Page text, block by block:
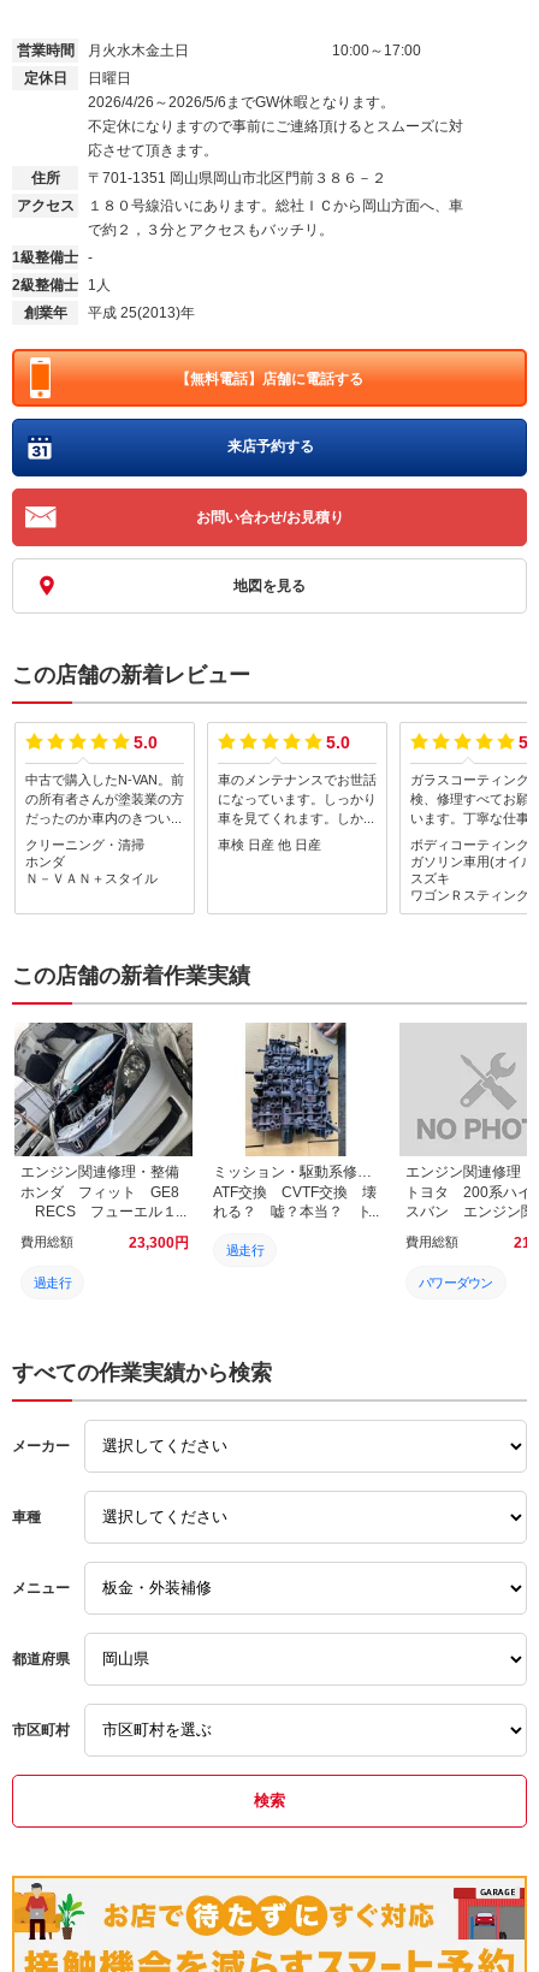
営業時間 月火水木金土日
10:00～17:00
定休日
日曜日
2026/4/26～2026/5/6までGW休暇となります。
不定休になりますので事前にご連絡頂けるとスムーズに対
応させて頂きます。
住所
〒701-1351 岡山県岡山市北区門前３８６－２
アクセス
１８０号線沿いにあります。総社ＩＣから岡山方面へ、車
で約２，３分とアクセスもバッチリ。
1級整備士 -
2級整備士
1人
創業年
平成 25(2013)年
【無料電話】店舗に電話する
来店予約する
お問い合わせ/お見積り
地図を見る
この店舗の新着レビュー
5.0
中古で購入したN-VAN。前
の所有者さんが塗装業の方
だったのか車内のきつい塗
料の臭いが気になっていま
した。自分でエアコンフィ
ルターを交換し、スプレー
しましたが臭いの完全除去
ポレーターとブロアモータ
ーの洗浄をお願いしまし
きにしていた人工的な悪臭
が完全に消え、快適になり
ました。特殊な機械を使用
しての洗浄ということでや
はりプロの方にお願いして
よかったと思いました。
クリーニング・清掃
ホンダ
Ｎ－ＶＡＮ＋スタイル
5.0
車のメンテナンスでお世話
になっています。しっかり
車を見てくれます。しかも
リーズナブルです。おかげ
さまで車も絶好調です！
車検 日産 他 日産
ガラスコーティング
検、修理すべてお願
います。丁寧な仕事
できます。社長、ス
の皆さんも笑顔で接
ださいます。新社屋
ナの関係で長引いて
のことでした。
ボディコーティング
ガソリン車用(オイル
スズキ
ワゴンＲスティング
この店舗の新着作業実績
エンジン関連修理・整備
ホンダ フィット GE8
RECS フューエル１
ングオイル エンジンパ
ス ワコーズ WAKO‘S
市 岡山市南区 岡山市
中区 岡山東区
費用総額 23,300円
過走行
ケミカル
アンチエイジングオイル
フューエル１
フューエルワン
ＲＥＣＳ
交換
ミッション・駆動系修理・整備
ATF交換 CVTF交換 壊
れる？ 嘘？本当？ ト
強？ 正しい知識と解
過走行
壊れる
モチュール
整備
CVTF交換
トルコン太郎設置店
ATF
CVTF
トルコン太郎
エンジン関連修理・
トヨタ 200系ハイ
スバン エンジン関
ィーゼル１ ワコ
換 フューエルフィ
費用総額
パワーダウン
ワコーズ
整備
交換
すべての作業実績から検索
メーカー
車種
メニュー
都道府県
市区町村